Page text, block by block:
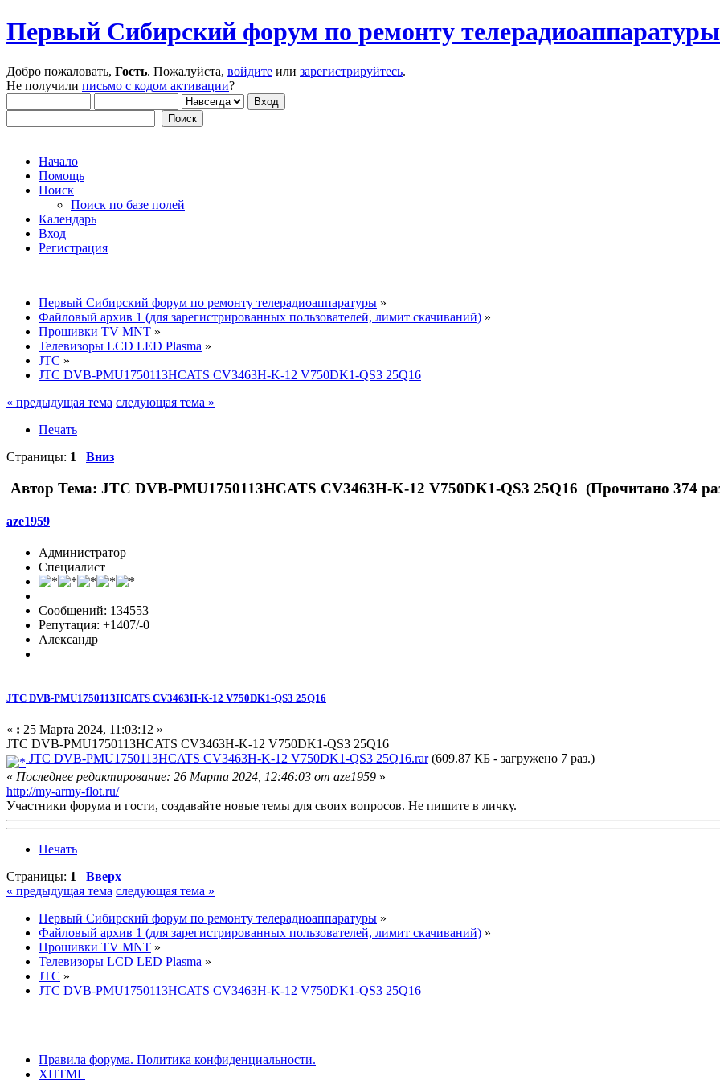
Первый Сибирский форум по ремонту телерадиоаппаратуры
Добро пожаловать, Гость. Пожалуйста, войдите или зарегистрируйтесь.
Не получили письмо с кодом активации?
Начало
Помощь
Поиск
Поиск по базе полей
Календарь
Вход
Регистрация
Первый Сибирский форум по ремонту телерадиоаппаратуры »
Файловый архив 1 (для зарегистрированных пользователей, лимит скачиваний) »
Прошивки TV MNT »
Телевизоры LCD LED Plasma »
JTC »
JTC DVB-PMU1750113HCATS CV3463H-K-12 V750DK1-QS3 25Q16
« предыдущая тема следующая тема »
Печать
Страницы: 1 Вниз
Автор Тема: JTC DVB-PMU1750113HCATS CV3463H-K-12 V750DK1-QS3 25Q16 (Прочитано 374
aze1959
Администратор
Специалист
Сообщений: 134553
Репутация: +1407/-0
Александр
JTC DVB-PMU1750113HCATS CV3463H-K-12 V750DK1-QS3 25Q16
« : 25 Марта 2024, 11:03:12 »
JTC DVB-PMU1750113HCATS CV3463H-K-12 V750DK1-QS3 25Q16
JTC DVB-PMU1750113HCATS CV3463H-K-12 V750DK1-QS3 25Q16.rar(609.87 КБ - загружено 7 раз.)
« Последнее редактирование: 26 Марта 2024, 12:46:03 от aze1959 »
http://my-army-flot.ru/
Участники форума и гости, создавайте новые темы для своих вопросов. Не пишите в личку.
Печать
Страницы: 1
Вверх
« предыдущая тема следующая тема »
Первый Сибирский форум по ремонту телерадиоаппаратуры »
Файловый архив 1 (для зарегистрированных пользователей, лимит скачиваний) »
Прошивки TV MNT »
Телевизоры LCD LED Plasma »
JTC »
JTC DVB-PMU1750113HCATS CV3463H-K-12 V750DK1-QS3 25Q16
Правила форума. Политика конфиденциальности.
XHTML